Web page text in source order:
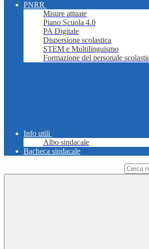
PNRR
Misure attuate
Piano Scuola 4.0
PA Digitale
Dispersione scolastica
STEM e Multilinguismo
Formazione del personale
Info utili
Albo sindacale
Bacheca sindacale